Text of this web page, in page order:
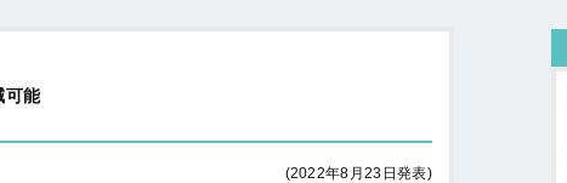
可能
(2022年8月23日発表)